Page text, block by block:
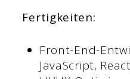
Fertigkeiten:
Front-End-
JavaScript,